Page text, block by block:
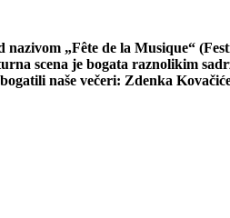
„Fête de la Musique“
scena je bogata raznolikim
naše večeri: Zdenka